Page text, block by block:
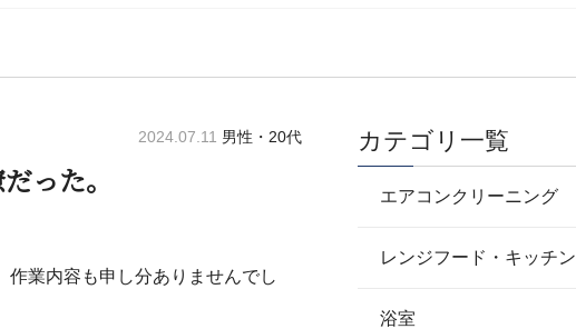
2024.07.11 男性・20代
った。
業内容も申し分ありませんでし
カテゴリ一覧
エアコンクリーニング
レンジフード・キッチン
浴室